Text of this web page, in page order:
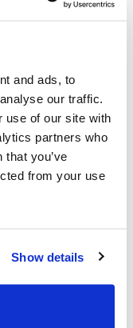
and ads, to
our traffic.
use of our site with
partners who
you’ve
from your use
Show details
juive
intéressé